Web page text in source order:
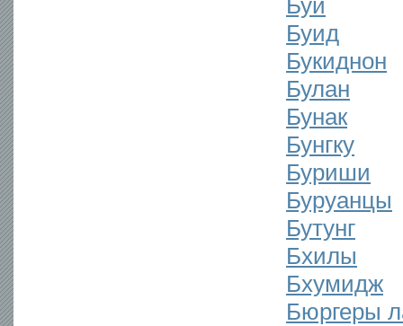
Буи
Буид
Букиднон
Булан
Бунак
Бунгку
Буриши
Буруанцы
Бутунг
Бхилы
Бхумидж
Бюргеры